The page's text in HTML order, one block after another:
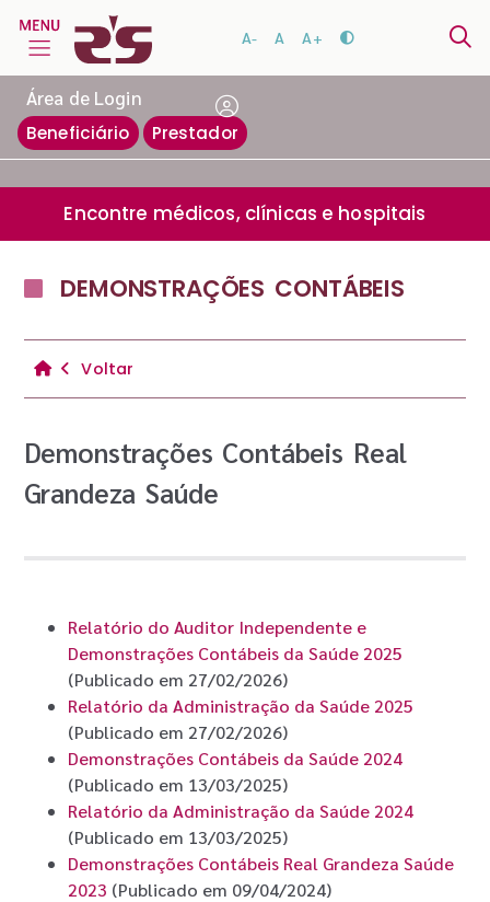
A- A A+
Área de Login
Beneficiário Prestador
Encontre médicos, clínicas e hospitais
DEMONSTRAÇÕES CONTÁBEIS
Voltar
Demonstrações Contábeis Real
Grandeza Saúde
Relatório do Auditor Independente e
Demonstrações Contábeis da Saúde 2025
(Publicado em 27/02/2026)
Relatório da Administração da Saúde 2025
(Publicado em 27/02/2026)
Demonstrações Contábeis da Saúde 2024
(Publicado em 13/03/2025)
Relatório da Administração da Saúde 2024
(Publicado em 13/03/2025)
Demonstrações Contábeis Real Grandeza Saúde
2023 (Publicado em 09/04/2024)